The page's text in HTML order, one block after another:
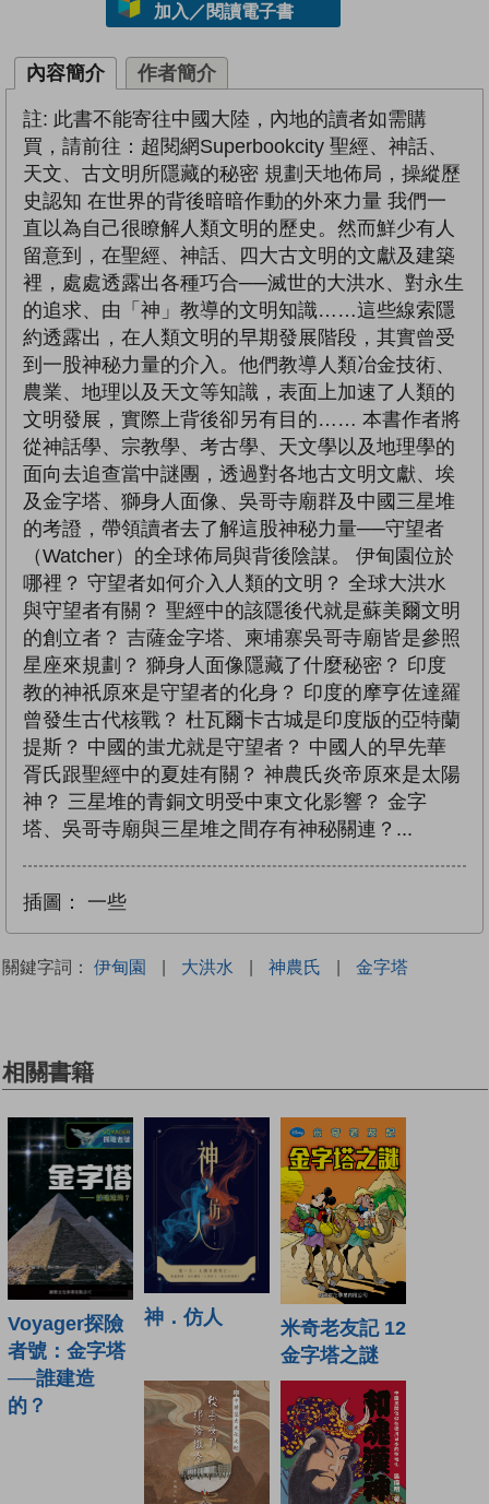
加入／閱讀電子書
內容簡介 作者簡介
註: 此書不能寄往中國大陸，內地的讀者如需購
買，請前往：超閱網Superbookcity 聖經、神話、
天文、古文明所隱藏的秘密 規劃天地佈局，操縱歷
史認知 在世界的背後暗暗作動的外來力量 我們一
直以為自己很瞭解人類文明的歷史。然而鮮少有人
留意到，在聖經、神話、四大古文明的文獻及建築
裡，處處透露出各種巧合──滅世的大洪水、對永生
的追求、由「神」教導的文明知識……這些線索隱
約透露出，在人類文明的早期發展階段，其實曾受
到一股神秘力量的介入。他們教導人類冶金技術、
農業、地理以及天文等知識，表面上加速了人類的
文明發展，實際上背後卻另有目的…… 本書作者將
從神話學、宗教學、考古學、天文學以及地理學的
面向去追查當中謎團，透過對各地古文明文獻、埃
及金字塔、獅身人面像、吳哥寺廟群及中國三星堆
的考證，帶領讀者去了解這股神秘力量──守望者
（Watcher）的全球佈局與背後陰謀。 伊甸園位於
哪裡？ 守望者如何介入人類的文明？ 全球大洪水
與守望者有關？ 聖經中的該隱後代就是蘇美爾文明
的創立者？ 吉薩金字塔、柬埔寨吳哥寺廟皆是參照
星座來規劃？ 獅身人面像隱藏了什麼秘密？ 印度
教的神祇原來是守望者的化身？ 印度的摩亨佐達羅
曾發生古代核戰？ 杜瓦爾卡古城是印度版的亞特蘭
提斯？ 中國的蚩尤就是守望者？ 中國人的早先華
胥氏跟聖經中的夏娃有關？ 神農氏炎帝原來是太陽
神？ 三星堆的青銅文明受中東文化影響？ 金字
塔、吳哥寺廟與三星堆之間存有神秘關連？...
插圖： 一些
關鍵字詞： 伊甸園 | 大洪水 | 神農氏 | 金字塔
相關書籍
Voyager探險
者號：金字塔
──誰建造
的？
神．仿人
米奇老友記 12
金字塔之謎